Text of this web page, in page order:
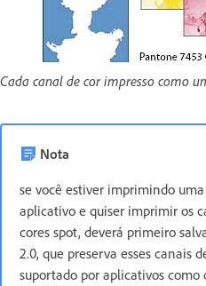
Cada canal de cor impresso como
Nota
se você estiver imprimindo
aplicativo e quiser imprimir os
cores spot, deverá primeiro
2.0, que preserva esses canais
suportado por aplicativos como